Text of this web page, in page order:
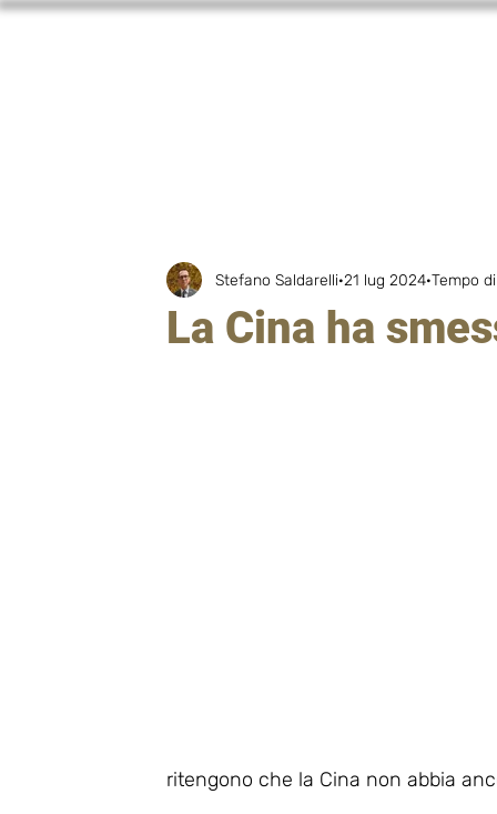
La Cina ha
Stefano Saldarelli 21 lug 2024 Tempo
ritengono che la Cina non abbia